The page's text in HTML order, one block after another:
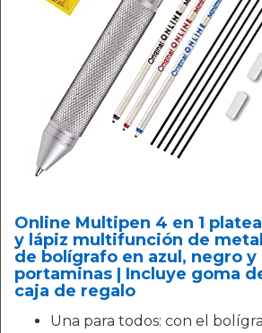
Online Multipen 4 en 1
y lápiz multifunción de
de bolígrafo en azul, negro y
portaminas | Incluye goma
caja de regalo
Una para todos: con el